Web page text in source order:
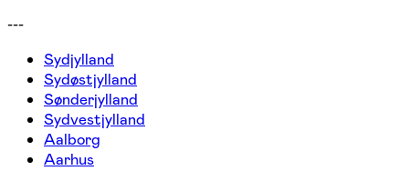
---
Sydjylland
Sydøstjylland
Sønderjylland
Sydvestjylland
Aalborg
Aarhus